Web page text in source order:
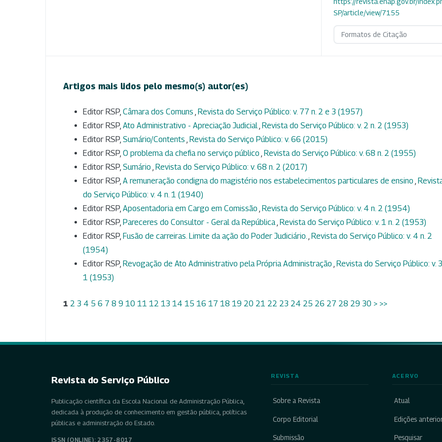
SP/article/view/7155
Formatos de Citação
Artigos mais lidos pelo mesmo(s) autor(es)
Editor RSP, Câmara dos Comuns Revista do Serviço Público: v. 77 n. 2 e 3 (1957)
Editor RSP, Ato Administrativo - Apreciação Judicial Revista do Serviço Público: v. 2 n. 2 (1953)
Editor RSP, Sumário/Contents Revista do Serviço Público: v. 66 (2015)
Editor RSP, O problema da chefia no serviço público Revista do Serviço Público: v. 68 n. 2 (1955)
Editor RSP, Sumário Revista do Serviço Público: v. 68 n. 2 (2017)
Editor RSP, A remuneração condigna do magistério nos estabelecimentos particulares de ensino
do Serviço Público: v. 4 n. 1 (1940)
Editor RSP, Aposentadoria em Cargo em Comissão Revista do Serviço Público: v. 4 n. 2 (1954)
Editor RSP, Pareceres do Consultor - Geral da República Revista do Serviço Público: v. 1 n. 2 (1953)
Editor RSP, Fusão de carreiras. Limite da ação do Poder Judiciário.
Revista do Serviço Público: v. 4 n. 2
(1954)
Editor RSP, Revogação de Ato Administrativo pela Própria Administração Revista do Serviço Público: v. 3
1 (1953)
1 2 3 4 5 6 7 8 9 10 11 12 13 14 15 16 17 18 19 20 21 22 23 24 25 26 27 28 29 30 > >>
Revista do Serviço Público
Publicação científica da Escola Nacional de Administração Pública,
dedicada à produção de conhecimento em gestão pública, políticas
públicas e administração do Estado.
ISSN (ONLINE): 2357-8017
REVISTA
Sobre a Revista
Corpo Editorial
Submissão
ACERVO
Atual
Edições
Pesquisar